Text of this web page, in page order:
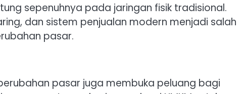
sepenuhnya pada jaringan fisik tradisional.
dan sistem penjualan modern menjadi salah
pasar.
pasar juga membuka peluang bagi